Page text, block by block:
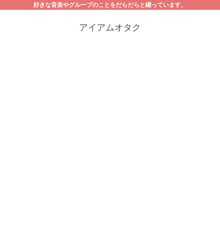
好きな音楽やグループのことをだらだらと綴っています。
アイアムオタク